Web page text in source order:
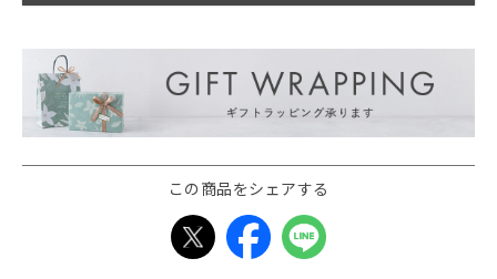
この商品をシェアする